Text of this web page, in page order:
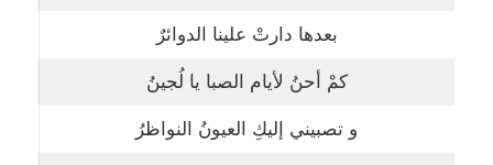
بعدها دارتْ علينا الدوائرٌ
كمْ أحنُ لأيام الصبا يا لُجينُ
و تصبيني إليكِ العيونُ النواظرُ